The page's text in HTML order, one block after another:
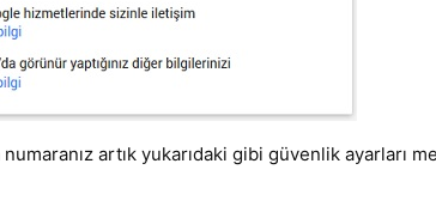
artık yukarıdaki gibi güvenlik ayarları